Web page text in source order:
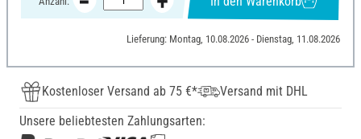
Lieferung: Montag, 10.08.2026 - Dienstag, 11.08.2026
Kostenloser Versand ab 75 €*
Versand mit DHL
Unsere beliebtesten Zahlungsarten: